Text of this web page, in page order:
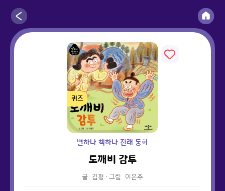
퀴즈
별하나 책하나 전래 동화
도깨비 감투
글 김평 · 그림 이은주